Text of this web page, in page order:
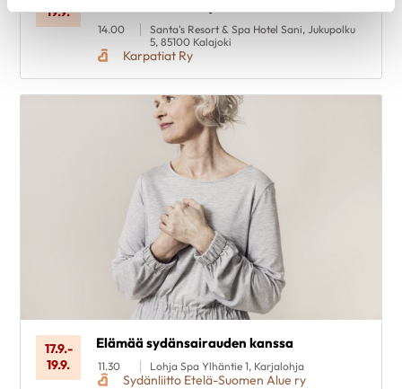
19.9.
14.00
Santa's Resort & Spa Hotel Sani, Jukupolku
5, 85100 Kalajoki
Karpatiat Ry
17.9.-
19.9.
Elämää sydänsairauden kanssa
11.30 Lohja Spa Ylhäntie 1, Karjalohja
Sydänliitto Etelä-Suomen Alue ry